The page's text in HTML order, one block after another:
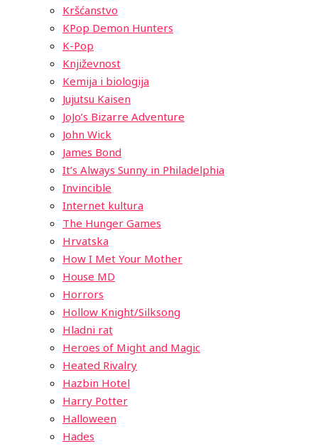
Kršćanstvo
KPop Demon Hunters
K-Pop
Književnost
Kemija i biologija
Jujutsu Kaisen
JoJo’s Bizarre Adventure
John Wick
James Bond
It’s Always Sunny in Philadelphia
Invincible
Internet kultura
The Hunger Games
Hrvatska
How I Met Your Mother
House MD
Horrors
Hollow Knight/Silksong
Hladni rat
Heroes of Might and Magic
Heated Rivalry
Hazbin Hotel
Harry Potter
Halloween
Hades